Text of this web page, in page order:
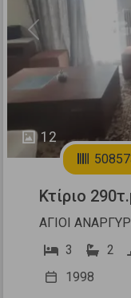
12
Previous
Κτίριο
ΑΓΙΟΙ
3
2
1998